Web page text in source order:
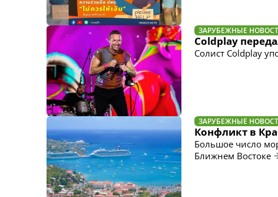
ЗАРУБЕЖНЫЕ
Coldplay
Солист Coldplay
ЗАРУБЕЖНЫЕ
Конфликт в
Большое число
Ближнем Востоке